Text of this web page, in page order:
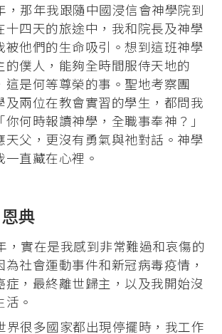
，那年我跟隨中國浸信會神學院到
十四天的旅途中，我和院長及神學
被他們的生命吸引。想到這班神學
的僕人，能夠全時間服侍天地的
這是何等尊榮的事。聖地考察團
及兩位在教會實習的學生，都問我
何時報讀神學，全職事奉神？」
天父，更沒有勇氣與祂對話。神學
直藏在心裡。
典
，實在是我感到非常難過和哀傷的
社會運動事件和新冠病毒疫情，
症，最終離世歸主，以及我開始沒
。
界很多國家都出現停擺時，我工作